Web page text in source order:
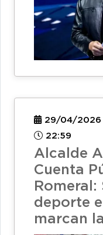
29/04/2026
22:59
Alcalde
Cuenta
Romeral:
deporte
marcan